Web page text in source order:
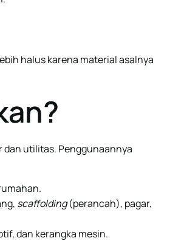
halus karena material asalnya
utilitas. Penggunaannya
scaffolding(perancah), pagar,
dan kerangka mesin.